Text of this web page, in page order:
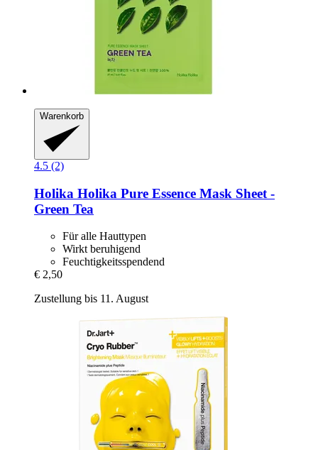
Warenkorb
4.5 (2)
Holika Holika Pure Essence Mask Sheet -​
Green Tea
Für alle Hauttypen
Wirkt beruhigend
Feuchtigkeitsspendend
€ 2,50
Zustellung bis 11. August